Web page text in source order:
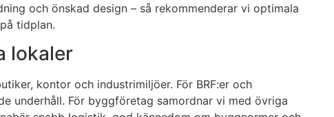
och önskad design – så rekommenderar vi optimala
tidplan.
lokaler
kontor och industrimiljöer. För BRF:er och
underhåll. För byggföretag samordnar vi med övriga